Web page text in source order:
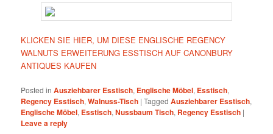
KLICKEN SIE HIER, UM DIESE ENGLISCHE REGENCY
WALNUTS ERWEITERUNG ESSTISCH AUF CANONBURY
ANTIQUES KAUFEN
Posted in Ausziehbarer Esstisch, Englische Möbel, Esstisch,
Regency Esstisch,Walnuss-Tisch |Tagged Ausziehbarer Esstisch,
Englische Möbel, Esstisch,Nussbaum Tisch, Regency Esstisch |
Leave a reply